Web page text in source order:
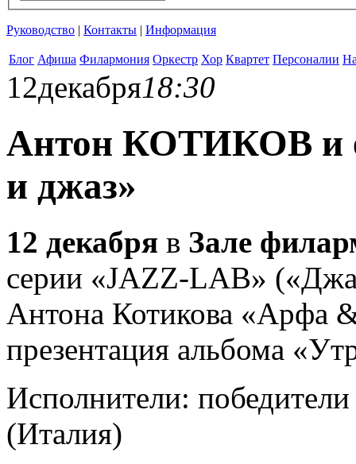
Руководство | Контакты | Информация
Блог Афиша Филармония Оркестр Хор Квартет Персоналии
12декабря18:30
Антон КОТИКОВ и
и джаз»
12 декабря в Зале
серии «JAZZ-LAB»
Антона Котикова «Арфа
презентация альбома
Исполнители:
(Италия)